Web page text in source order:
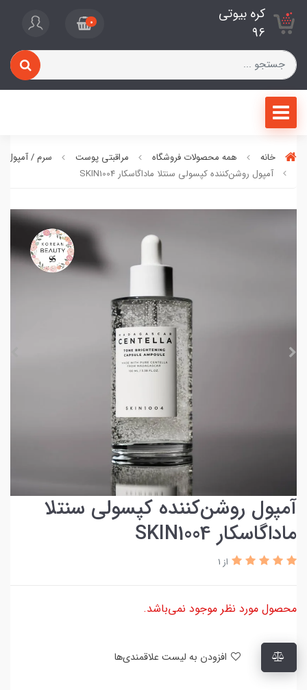
کره بیوتی
96
0
خانه همه محصولات فروشگاه مراقبتی پوست
سرم / آمپول
آمپول روشن‌کننده کپسولی سنتلا ماداگاسکار SKIN1004
آمپول روشن‌کننده کپسولی سنتلا
ماداگاسکار SKIN1004
از 1
محصول مورد نظر موجود نمی‌باشد.